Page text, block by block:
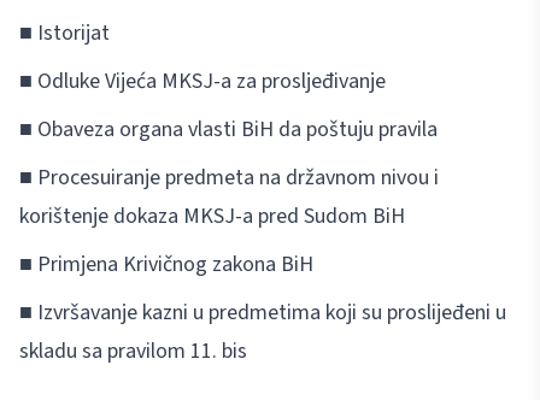
■ Istorijat
■ Odluke Vijeća MKSJ-a za prosljeđivanje
■ Obaveza organa vlasti BiH da poštuju pravila
■ Procesuiranje predmeta na državnom nivou i
korištenje dokaza MKSJ-a pred Sudom BiH
■ Primjena Krivičnog zakona BiH
■ Izvršavanje kazni u predmetima koji su proslijeđeni u
skladu sa pravilom 11. bis